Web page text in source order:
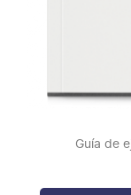
Guía de